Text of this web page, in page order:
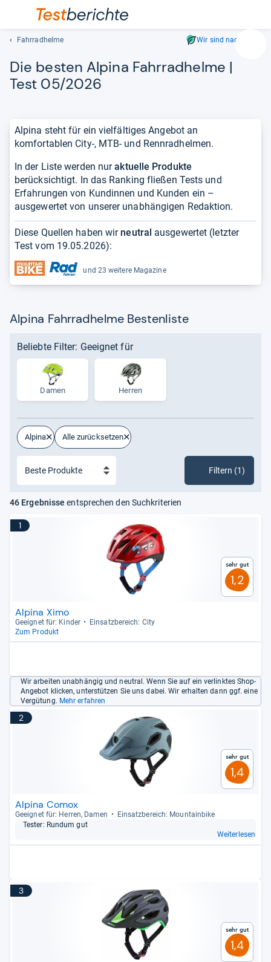
mit
den
Fahrradhelme Wir sind nachhaltig
Die bes­ten Alpina Fahr­rad­helme |
Test 05/2026
Alpina steht für ein vielfältiges Angebot an
komfortablen City-, MTB- und Rennradhelmen.
In der Liste werden nuraktuelle Produkte
berücksichtigt. In das Ranking fließen Tests und
Erfahrungen von Kundinnen und Kunden ein –
ausgewertet von unserer unabhängigen Redaktion.
Diese Quellen haben wir neutral ausgewertet (letzter
Test vom 19.05.2026):
und 23 weitere Magazine
Alpina Fahrradhelme Bestenliste
Beliebte Filter: Geeignet für
Damen Herren
Alpina Alle zurücksetzen
Filtern (1)
46 Ergebnisse entsprechen den Suchkriterien
1
Sehr gut
1,2
Alpina Ximo
Geeig­net für: Kin­der
Ein­satz­be­reich: City
Zum Produkt
Wir arbeiten unabhängig und neutral. Wenn Sie auf ein verlinktes Shop-
Angebot klicken, unterstützen Sie uns dabei. Wir erhalten dann ggf. eine
Vergütung. Mehr erfahren
2
Sehr gut
1,4
Alpina Comox
Geeig­net für: Her­ren, Damen
Ein­satz­be­reich: Moun­tain­bike
Tes­ter: Rundum gut
Weiterlesen
3
Sehr gut
1,4